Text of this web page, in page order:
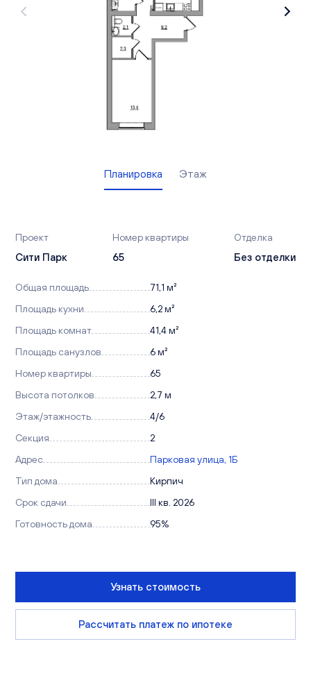
Вакансии
Офисы продаж
Планировка Этаж
Проект
Сити Парк
Номер квартиры
65
Отделка
Без отделки
Общая площадь
71,1 м²
Площадь кухни
6,2 м²
Площадь комнат
41,4 м²
Площадь санузлов
6 м²
Номер квартиры
65
Высота потолков
2,7 м
Этаж/этажность
4/6
Секция
2
Адрес
Парковая улица, 1Б
Тип дома
Кирпич
Срок сдачи
III кв. 2026
Готовность дома
95%
Узнать стоимость
Рассчитать платеж по ипотеке